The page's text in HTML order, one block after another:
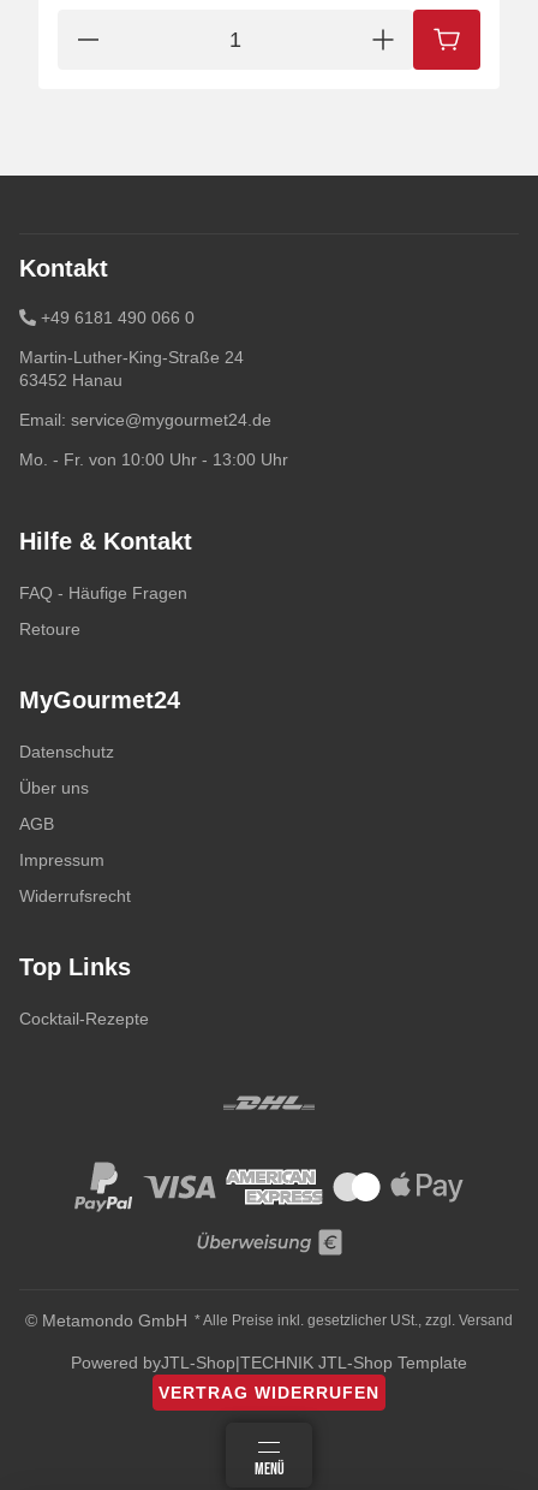
IN DEN
Kontakt
+49 6181 490 066 0
Martin-Luther-King-Straße 24
63452 Hanau
Email: service@mygourmet24.de
Mo. - Fr. von 10:00 Uhr - 13:00 Uhr
Hilfe & Kontakt
FAQ - Häufige Fragen
Retoure
MyGourmet24
Datenschutz
Über uns
AGB
Impressum
Widerrufsrecht
Top Links
Cocktail-Rezepte
© Metamondo GmbH * Alle Preise inkl. gesetzlicher USt., zzgl. Versand
Powered byJTL-Shop|TECHNIK JTL-Shop Template
VERTRAG WIDERRUFEN
MENÜ